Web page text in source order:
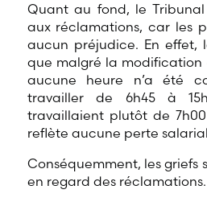
Quant au fond, le
aux réclamations, car les
aucun préjudice. En effet,
que malgré la modification
aucune heure n’a été
travailler de 6h45 à
travaillaient plutôt de
reflète aucune perte
Conséquemment, les griefs
en regard des réclamations.